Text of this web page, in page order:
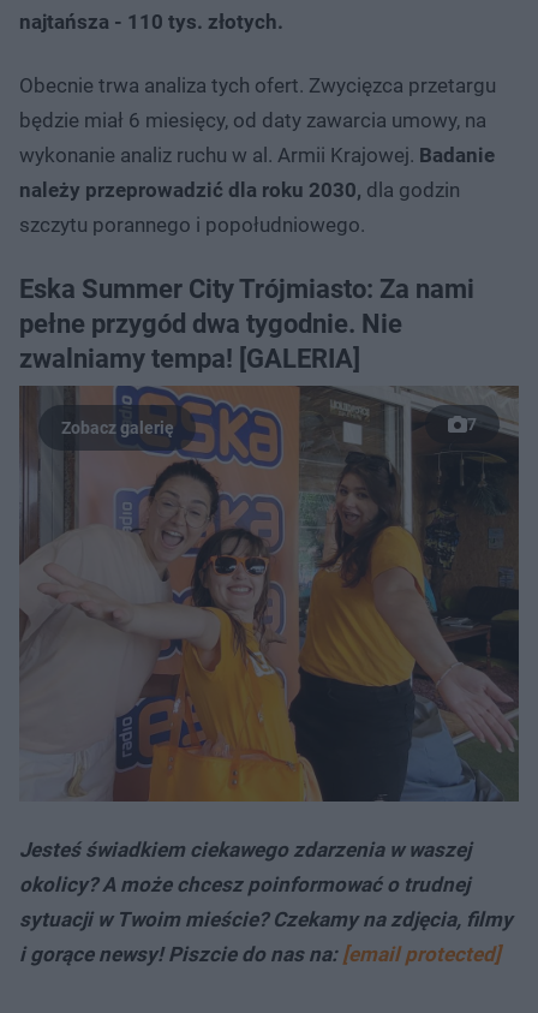
najtańsza - 110 tys. złotych.
Obecnie trwa analiza tych ofert. Zwycięzca przetargu
będzie miał 6 miesięcy, od daty zawarcia umowy, na
wykonanie analiz ruchu w al. Armii Krajowej. Badanie
należy przeprowadzić dla roku 2030, dla godzin
szczytu porannego i popołudniowego.
Eska Summer City Trójmiasto: Za nami
pełne przygód dwa tygodnie. Nie
zwalniamy tempa! [GALERIA]
7
Jesteś świadkiem ciekawego zdarzenia w waszej
okolicy? A może chcesz poinformować o trudnej
sytuacji w Twoim mieście? Czekamy na zdjęcia, filmy
i gorące newsy! Piszcie do nas na: [email protected]